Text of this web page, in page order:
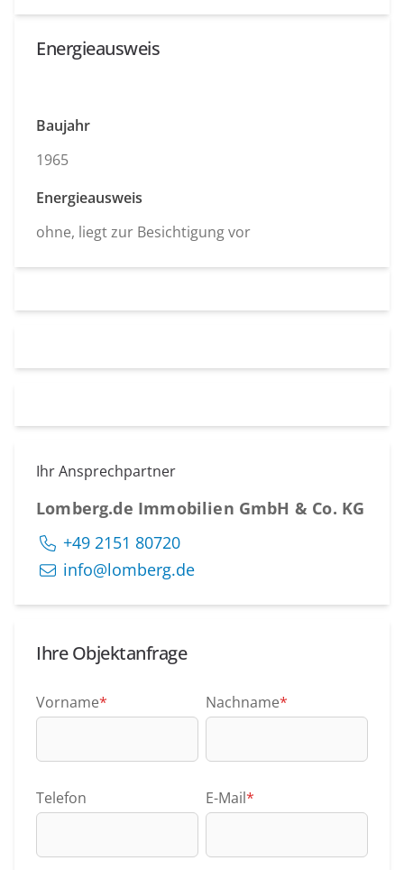
Energieausweis
Baujahr
1965
Energieausweis
ohne, liegt zur Besichtigung vor
Ihr Ansprechpartner
Lomberg.de Immobilien GmbH & Co. KG
+49 2151 80720
info@lomberg.de
Ihre Objektanfrage
Vorname* Nachname*
Telefon E-Mail*